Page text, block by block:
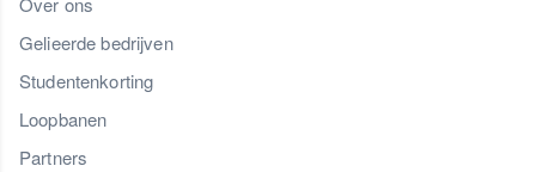
Gelieerde bedrijven
Studentenkorting
Loopbanen
Partners